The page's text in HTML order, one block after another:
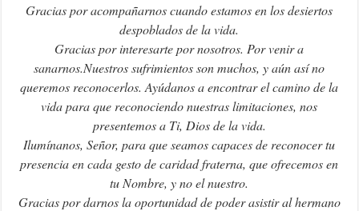
Gracias por acompañarnos cuando estamos en los desiertos
despoblados de la vida.
Gracias por interesarte por nosotros. Por venir a
sanarnos.Nuestros sufrimientos son muchos, y aún así no
queremos reconocerlos. Ayúdanos a encontrar el camino de la
vida para que reconociendo nuestras limitaciones, nos
presentemos a Ti, Dios de la vida.
Ilumínanos, Señor, para que seamos capaces de reconocer tu
presencia en cada gesto de caridad fraterna, que ofrecemos en
tu Nombre, y no el nuestro.
Gracias por darnos la oportunidad de poder asistir al hermano